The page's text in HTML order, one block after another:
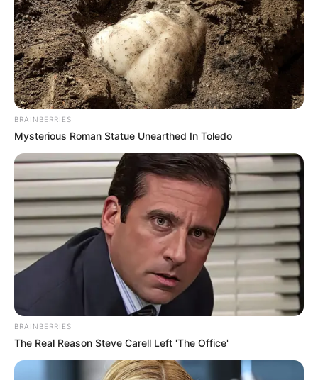
BRAINBERRIES
Mysterious Roman Statue Unearthed In Toledo
BRAINBERRIES
The Real Reason Steve Carell Left 'The Office'